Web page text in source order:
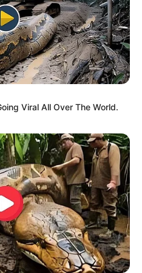
1 – 13
– 11 – 14 – 13 – 15
14 – 4 – 13 – 10
8 – 9 – 10 – 16
– 16 – 5
de la presse avec le Turf
alors avant de vous lancer
DE LA SEMAINE !
Viral All Over The World.